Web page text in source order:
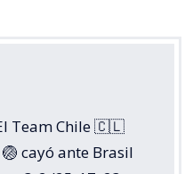
Team Chile 🇨🇱
cayó ante Brasil